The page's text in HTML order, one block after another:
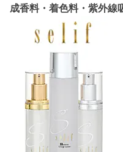
成香料・着色料・紫外線